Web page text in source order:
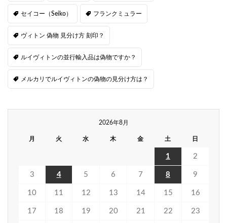
セイコー（Seiko） フランクミュラー
ヴィトン 偽物 見分け方 刻印？
ルイヴィトンの並行輸入品は偽物ですか？
メルカリでルイヴィトンの偽物の見分け方は？
2026年8月
月 火 水 木 金 土 日
1 2
3 4 5 6 7 8 9
10 11 12 13 14 15 16
17 18 19 20 21 22 23